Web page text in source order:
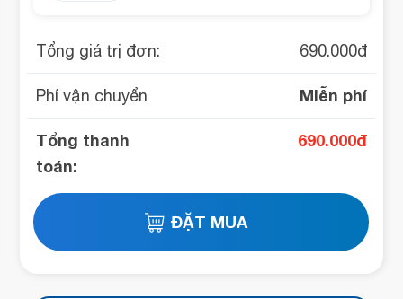
Tổng giá trị đơn: 690.000đ
Phí vận chuyển Miễn phí
Tổng thanh
toán:
690.000đ